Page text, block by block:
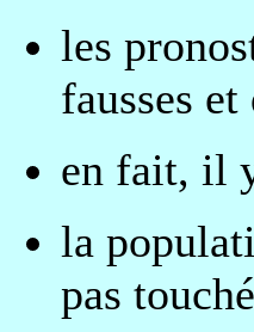
les
fausses
en fait, il
la
pas